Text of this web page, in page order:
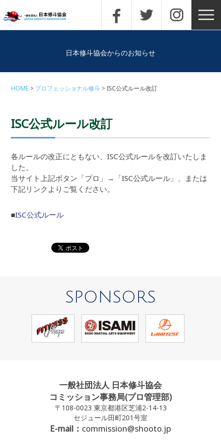
日本修斗協会からのお知らせ
HOME プロフェッショナル修斗 ISC公式ルール改訂
ISC公式ルール改訂
各ルールの改正にともない、ISC公式ルールを改訂いたしま
した。
当サイト上記ボタン「プロ」→「ISC公式ルール」、または
下記リンクよりご覧ください。
■ISC公式ルール
SPONSORS
一般社団法人 日本修斗協会
コミッション事務局(プロ管理部)
〒108-0023 東京都港区芝浦2-14-13
セジュール田町201号室
E-mail： commission@shooto.jp